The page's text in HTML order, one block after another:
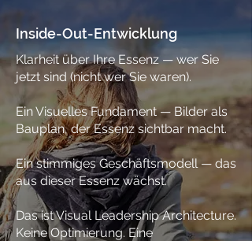
Inside-Out-Entwicklung
Klarheit über Ihre Essenz — wer Sie
jetzt sind (nicht wer Sie waren).
Ein Visuelles Fundament — Bilder als
Bauplan, der Essenz sichtbar macht.
Ein stimmiges Geschäftsmodell — das
aus dieser Essenz wächst.
Das ist Visual Leadership Architecture.
Keine Optimierung. Eine